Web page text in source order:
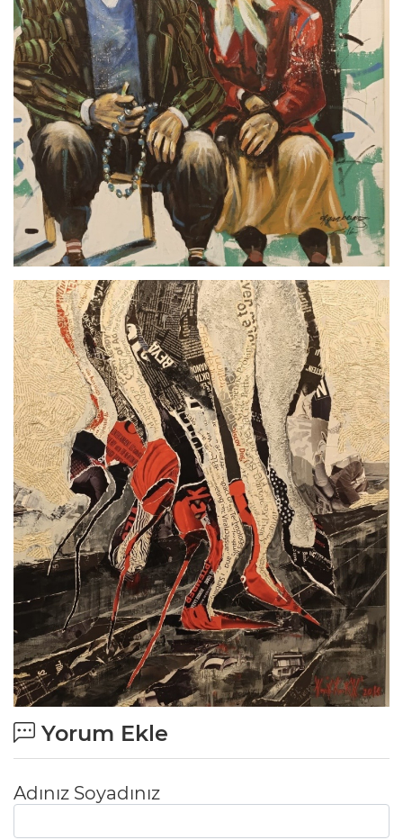
Yorum Ekle
Adınız Soyadınız